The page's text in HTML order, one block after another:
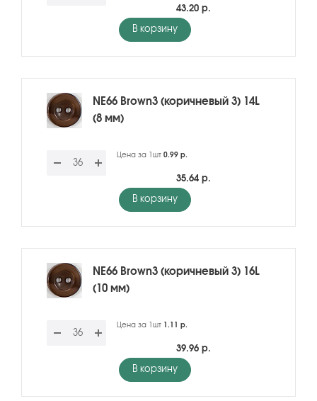
43.20 р.
В корзину
NE66 Brown3 (коричневый 3) 14L
(8 мм)
Цена за 1шт 0.99 р.
35.64 р.
В корзину
NE66 Brown3 (коричневый 3) 16L
(10 мм)
Цена за 1шт 1.11 р.
39.96 р.
В корзину